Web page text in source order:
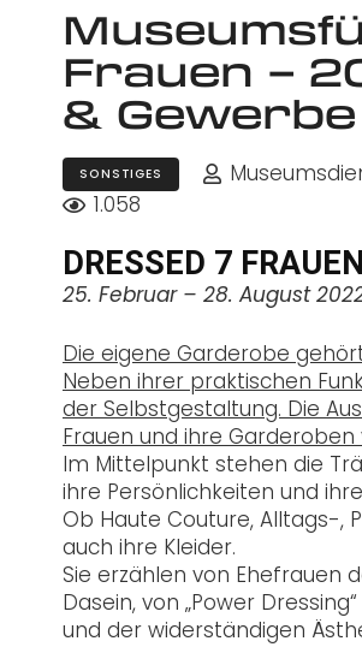
Frauen –
& Gewerbe
SONSTIGES
1.058
DRESSED 7
25. Februar – 28. August
Die eigene Garderobe
Neben ihrer praktischen
der Selbstgestaltung. Die
Frauen und ihre
Im Mittelpunkt stehen die
ihre Persönlichkeiten und
Ob Haute Couture, Alltags-,
auch ihre Kleider.
Sie erzählen von Ehefrauen
Dasein, von „Power
und der widerständigen